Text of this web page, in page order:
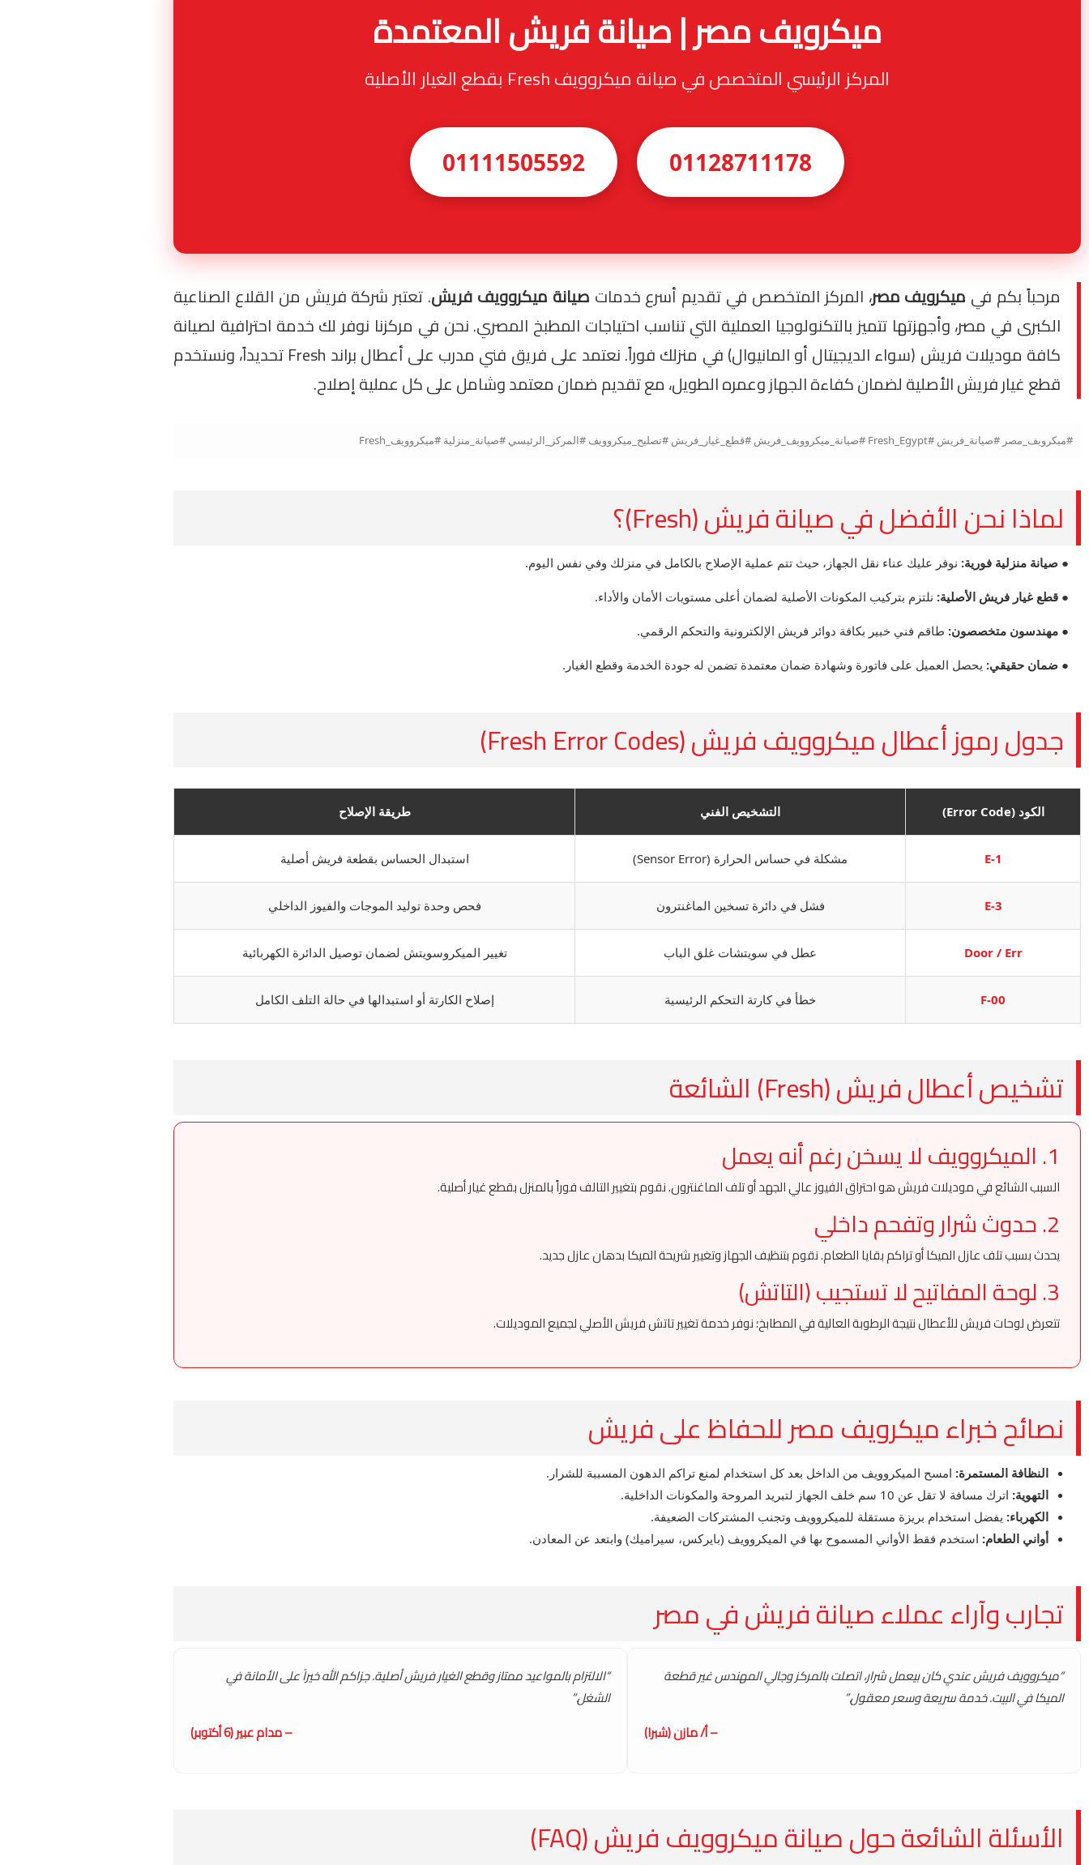
ميكرويف مصر | صيانة فريش المعتمدة
المركز الرئيسي المتخصص في صيانة ميكروويف Fresh بقطع الغيار الأصلية
01128711178
01111505592
مرحباً بكم في ميكرويف مصر، المركز المتخصص في تقديم أسرع خدمات صيانة ميكروويف فريش. تعتبر شركة فريش من القلاع الصناعية
الكبرى في مصر، وأجهزتها تتميز بالتكنولوجيا العملية التي تناسب احتياجات المطبخ المصري. نحن في مركزنا نوفر لك خدمة احترافية لصيانة
كافة موديلات فريش (سواء الديجيتال أو المانيوال) في منزلك فوراً. نعتمد على فريق فني مدرب على أعطال براند Fresh تحديداً، ونستخدم
قطع غيار فريش الأصلية لضمان كفاءة الجهاز وعمره الطويل، مع تقديم ضمان معتمد وشامل على كل عملية إصلاح.
#ميكرويف_مصر #صيانة_فريش #Fresh_Egypt #صيانة_ميكروويف_فريش #قطع_غيار_فريش #تصليح_ميكروويف #المركز_الرئيسي #صيانة_منزلية #ميكروويف_Fresh
لماذا نحن الأفضل في صيانة فريش (Fresh)؟
● صيانة منزلية فورية: نوفر عليك عناء نقل الجهاز، حيث تتم عملية الإصلاح بالكامل في منزلك وفي نفس اليوم.
● قطع غيار فريش الأصلية: نلتزم بتركيب المكونات الأصلية لضمان أعلى مستويات الأمان والأداء.
● مهندسون متخصصون: طاقم فني خبير بكافة دوائر فريش الإلكترونية والتحكم الرقمي.
● ضمان حقيقي: يحصل العميل على فاتورة وشهادة ضمان معتمدة تضمن له جودة الخدمة وقطع الغيار.
جدول رموز أعطال ميكروويف فريش (Fresh Error Codes)
الكود (Error Code) التشخيص الفني طريقة الإصلاح
E-1 مشكلة في حساس الحرارة (Sensor Error) استبدال الحساس بقطعة فريش أصلية
E-3 فشل في دائرة تسخين الماغنترون فحص وحدة توليد الموجات والفيوز الداخلي
Door / Err عطل في سويتشات غلق الباب تغيير الميكروسويتش لضمان توصيل الدائرة الكهربائية
F-00 خطأ في كارتة التحكم الرئيسية إصلاح الكارتة أو استبدالها في حالة التلف الكامل
تشخيص أعطال فريش (Fresh) الشائعة
1. الميكروويف لا يسخن رغم أنه يعمل
السبب الشائع في موديلات فريش هو احتراق الفيوز عالي الجهد أو تلف الماغنترون. نقوم بتغيير التالف فوراً بالمنزل بقطع غيار أصلية.
2. حدوث شرار وتفحم داخلي
يحدث بسبب تلف عازل الميكا أو تراكم بقايا الطعام. نقوم بتنظيف الجهاز وتغيير شريحة الميكا بدهان عازل جديد.
3. لوحة المفاتيح لا تستجيب (التاتش)
تتعرض لوحات فريش للأعطال نتيجة الرطوبة العالية في المطابخ؛ نوفر خدمة تغيير تاتش فريش الأصلي لجميع الموديلات.
نصائح خبراء ميكرويف مصر للحفاظ على فريش
النظافة المستمرة: امسح الميكروويف من الداخل بعد كل استخدام لمنع تراكم الدهون المسببة للشرار.
التهوية: اترك مسافة لا تقل عن 10 سم خلف الجهاز لتبريد المروحة والمكونات الداخلية.
الكهرباء: يفضل استخدام بريزة مستقلة للميكروويف وتجنب المشتركات الضعيفة.
أواني الطعام: استخدم فقط الأواني المسموح بها في الميكروويف (بايركس، سيراميك) وابتعد عن المعادن.
تجارب وآراء عملاء صيانة فريش في مصر
“ميكروويف فريش عندي كان بيعمل شرار، اتصلت بالمركز وجالي المهندس غير قطعة
الميكا في البيت. خدمة سريعة وسعر معقول.”
– أ/ مازن (شبرا)
“الالتزام بالمواعيد ممتاز وقطع الغيار فريش أصلية. جزاكم الله خيراً على الأمانة في
الشغل.”
– مدام عبير (6 أكتوبر)
الأسئلة الشائعة حول صيانة ميكروويف فريش (FAQ)